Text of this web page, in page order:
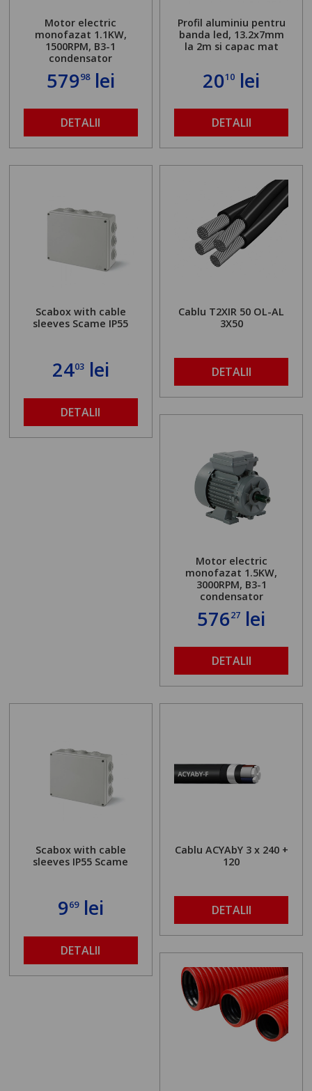
Motor electric
monofazat 1.1KW,
1500RPM, B3-1
condensator
57998lei
DETALII
Profil aluminiu pentru
banda led, 13.2x7mm
la 2m si capac mat
2010 lei
DETALII
Scabox with cable
sleeves Scame IP55
2403lei
DETALII
Cablu T2XIR 50 OL-AL
3X50
DETALII
Motor electric
monofazat 1.5KW,
3000RPM, B3-1
condensator
57627 lei
DETALII
Scabox with cable
sleeves IP55 Scame
969lei
DETALII
Cablu ACYAbY 3 x 240 +
120
DETALII